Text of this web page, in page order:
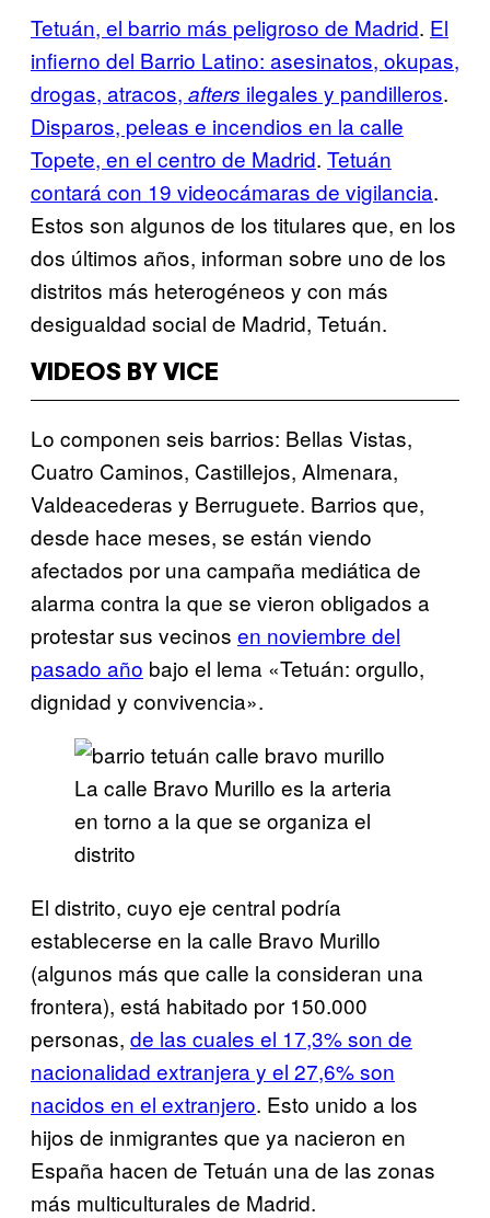
Tetuán, el barrio más peligroso de Madrid. El
infierno del Barrio Latino: asesinatos, okupas,
drogas, atracos, afters ilegales y pandilleros.
Disparos, peleas e incendios en la calle
Topete, en el centro de Madrid. Tetuán
contará con 19 videocámaras de vigilancia.
Estos son algunos de los titulares que, en los
dos últimos años, informan sobre uno de los
distritos más heterogéneos y con más
desigualdad social de Madrid, Tetuán.
VIDEOS BY VICE
Lo componen seis barrios: Bellas Vistas,
Cuatro Caminos, Castillejos, Almenara,
Valdeacederas y Berruguete. Barrios que,
desde hace meses, se están viendo
afectados por una campaña mediática de
alarma contra la que se vieron obligados a
protestar sus vecinos en noviembre del
pasado año bajo el lema «Tetuán: orgullo,
dignidad y convivencia».
La calle Bravo Murillo es la arteria
en torno a la que se organiza el
distrito
El distrito, cuyo eje central podría
establecerse en la calle Bravo Murillo
(algunos más que calle la consideran una
frontera), está habitado por 150.000
personas, de las cuales el 17,3% son de
nacionalidad extranjera y el 27,6% son
nacidos en el extranjero. Esto unido a los
hijos de inmigrantes que ya nacieron en
España hacen de Tetuán una de las zonas
más multiculturales de Madrid.